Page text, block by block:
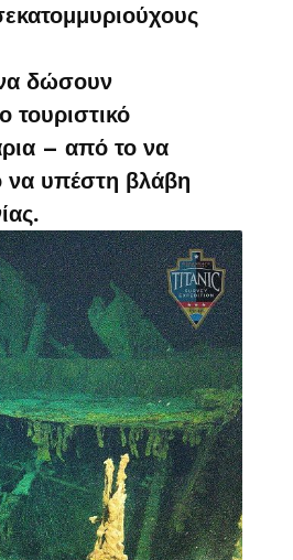
να δώσουν
τουριστικό
– από το να
να υπέστη βλάβη